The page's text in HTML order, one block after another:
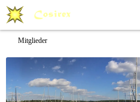
Mitglieder